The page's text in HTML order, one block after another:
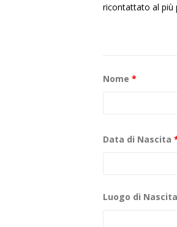
ricontattato al più
Nome *
Data di Nascita
Luogo di Nascita